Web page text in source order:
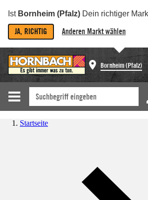
Ist Bornheim (Pfalz) Dein richtiger
JA, RICHTIG Anderen Markt wählen
Bornheim (Pfalz)
Startseite